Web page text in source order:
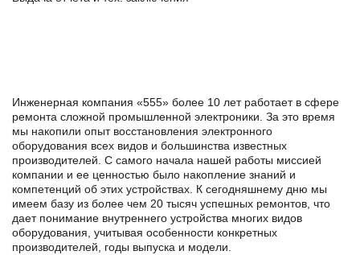
Инженерная компания «555» более 10 лет работает в сфере
ремонта сложной промышленной электроники. За это время
мы накопили опыт восстановления электронного
оборудования всех видов и большинства известных
производителей. С самого начала нашей работы миссией
компании и ее ценностью было накопление знаний и
компетенций об этих устройствах. К сегодняшнему дню мы
имеем базу из более чем 20 тысяч успешных ремонтов, что
дает понимание внутреннего устройства многих видов
оборудования, учитывая особенности конкретных
производителей, годы выпуска и модели.